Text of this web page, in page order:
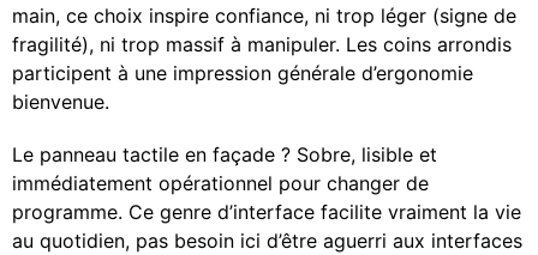
main, ce choix inspire confiance, ni trop léger (signe de
fragilité), ni trop massif à manipuler. Les coins arrondis
participent à une impression générale d’ergonomie
bienvenue.
Le panneau tactile en façade ? Sobre, lisible et
immédiatement opérationnel pour changer de
programme. Ce genre d’interface facilite vraiment la vie
au quotidien, pas besoin ici d’être aguerri aux interfaces